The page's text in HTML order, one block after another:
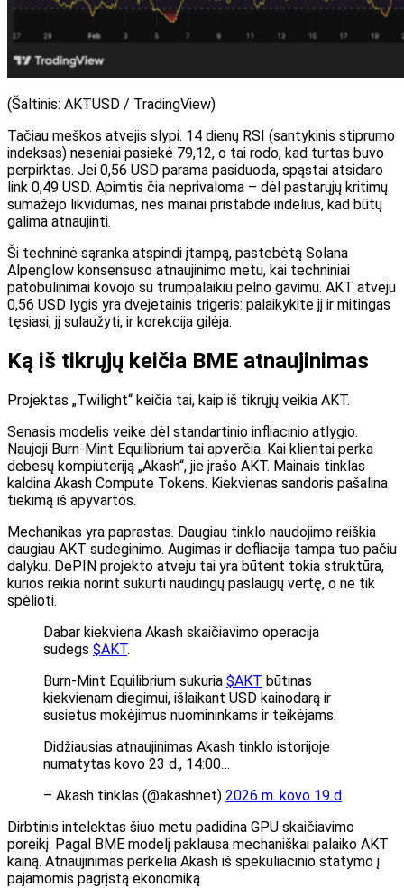
(Šaltinis: AKTUSD / TradingView)
Tačiau meškos atvejis slypi. 14 dienų RSI (santykinis stiprumo
indeksas) neseniai pasiekė 79,12, o tai rodo, kad turtas buvo
perpirktas. Jei 0,56 USD parama pasiduoda, spąstai atsidaro
link 0,49 USD. Apimtis čia neprivaloma – dėl pastarųjų kritimų
sumažėjo likvidumas, nes mainai pristabdė indėlius, kad būtų
galima atnaujinti.
Ši techninė sąranka atspindi įtampą, pastebėtą Solana
Alpenglow konsensuso atnaujinimo metu, kai techniniai
patobulinimai kovojo su trumpalaikiu pelno gavimu. AKT atveju
0,56 USD lygis yra dvejetainis trigeris: palaikykite jį ir mitingas
tęsiasi; jį sulaužyti, ir korekcija gilėja.
Ką iš tikrųjų keičia BME atnaujinimas
Projektas „Twilight“ keičia tai, kaip iš tikrųjų veikia AKT.
Senasis modelis veikė dėl standartinio infliacinio atlygio.
Naujoji Burn-Mint Equilibrium tai apverčia. Kai klientai perka
debesų kompiuteriją „Akash“, jie įrašo AKT. Mainais tinklas
kaldina Akash Compute Tokens. Kiekvienas sandoris pašalina
tiekimą iš apyvartos.
Mechanikas yra paprastas. Daugiau tinklo naudojimo reiškia
daugiau AKT sudeginimo. Augimas ir defliacija tampa tuo pačiu
dalyku. DePIN projekto atveju tai yra būtent tokia struktūra,
kurios reikia norint sukurti naudingų paslaugų vertę, o ne tik
spėlioti.
Dabar kiekviena Akash skaičiavimo operacija
sudegs $AKT.
Burn-Mint Equilibrium sukuria $AKT būtinas
kiekvienam diegimui, išlaikant USD kainodarą ir
susietus mokėjimus nuomininkams ir teikėjams.
Didžiausias atnaujinimas Akash tinklo istorijoje
numatytas kovo 23 d., 14:00…
– Akash tinklas (@akashnet) 2026 m. kovo 19 d
Dirbtinis intelektas šiuo metu padidina GPU skaičiavimo
poreikį. Pagal BME modelį paklausa mechaniškai palaiko AKT
kainą. Atnaujinimas perkelia Akash iš spekuliacinio statymo į
pajamomis pagrįstą ekonomiką.